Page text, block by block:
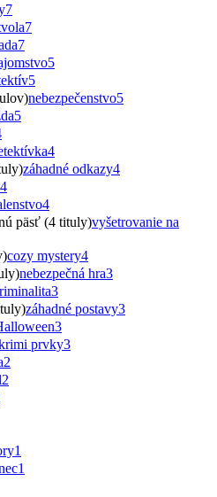
7
7
7
5
5
nebezpečenstvo5
5
4
záhadné odkazy4
4
4
päsť (4 tituly)vyšetrovanie na
cozy mystery4
nebezpečná hra3
3
záhadné postavy3
3
prvky3
2
2
1
1